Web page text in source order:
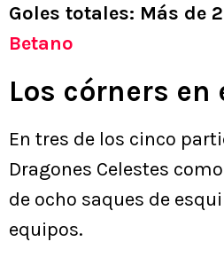
Goles totales: Más de
Betano
Los córners
En tres de los cinco
Dragones Celestes
de ocho saques de
equipos.